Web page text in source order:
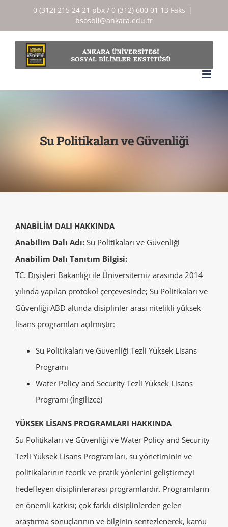
content
0 (312) 215 24 21 pbx / 0 (312) 600 01 13 Faks |
bsosbil@ankara.edu.tr
Su Politikaları ve Güvenliği
ANABİLİM DALI HAKKINDA
Anabilim Dalı Adı: Su Politikaları ve Güvenliği
Anabilim Dalı Tanıtım Bilgisi:
TC. Dışişleri Bakanlığı ile Üniversitemiz arasında 2014
yılında yapılan protokol çerçevesinde; Su Politikaları ve
Güvenliği ABD altında disiplinler arası nitelikli yüksek
lisans programları açılmıştır:
Su Politikaları ve Güvenliği Tezli Yüksek Lisans
Programı
Water Policy and Security Tezli Yüksek Lisans
Programı (İngilizce)
YÜKSEK LİSANS PROGRAMLARI HAKKINDA
Su Politikaları ve Güvenliği ve Water Policy and Security
Tezli Yüksek Lisans Programları, su yönetiminin ve
politikalarının teorik ve pratik yönlerini geliştirmeyi
hedefleyen disiplinlerarası programlardır. Programların
en önemli katkısı; çok farklı disiplinlerden gelen
araştırma sonuçlarının ve bilginin sentezlenerek, kamu